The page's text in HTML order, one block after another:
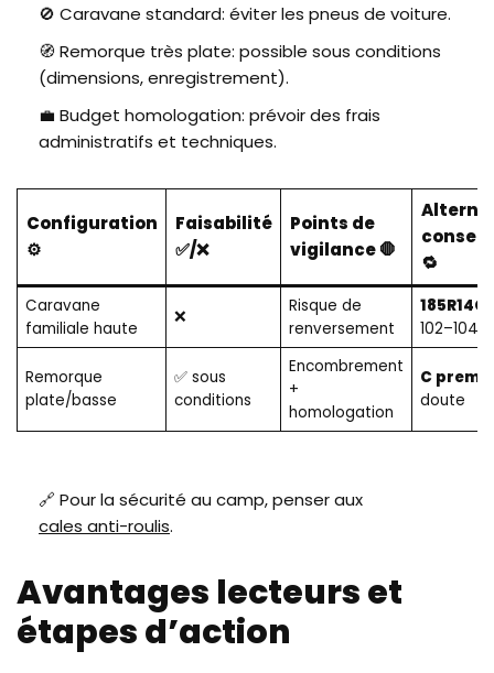
🚫 Caravane standard: éviter les pneus de voiture.
🧭 Remorque très plate: possible sous conditions
(dimensions, enregistrement).
💼 Budget homologation: prévoir des frais
administratifs et techniques.
Configuration
⚙️
Faisabilité
✅/❌
Points de
vigilance 🛑
🔁
Caravane
familiale haute
❌
Risque de
renversement
185R14C
102–104)
Remorque
plate/basse
✅ sous
conditions
Encombrement
+
homologation
C
doute
🔗 Pour la sécurité au camp, penser aux
cales anti-roulis.
Avantages lecteurs et
étapes d’action